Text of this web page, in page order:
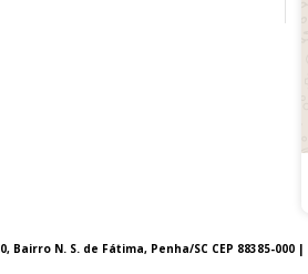
Bairro N. S. de Fátima, Penha/SC CEP 88385-000 |